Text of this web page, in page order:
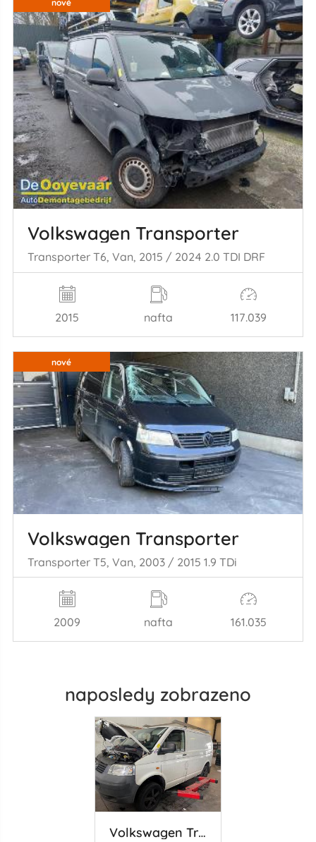
nové
Volkswagen Transporter
Transporter T6, Van, 2015 / 2024 2.0 TDI DRF
2015 nafta 117.039
nové
Volkswagen Transporter
Transporter T5, Van, 2003 / 2015 1.9 TDi
2009 nafta 161.035
naposledy zobrazeno
Volkswagen Transporter